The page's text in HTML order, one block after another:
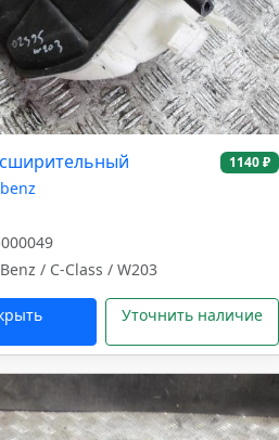
1140 ₽
/ C-Class / W203
Уточнить наличие